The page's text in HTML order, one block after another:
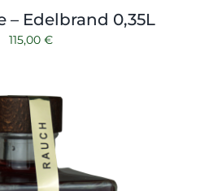
– Edelbrand 0,35L
115,00 €